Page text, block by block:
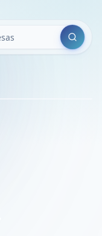
Buscar